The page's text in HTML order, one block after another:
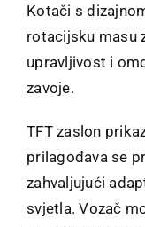
Kotači s
rotacijsku masu
upravljivost i
zavoje.
TFT zaslon
prilagođava se
zahvaljujući
svjetla. Vozač